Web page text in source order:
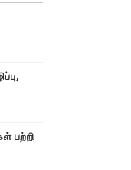
பற்றி